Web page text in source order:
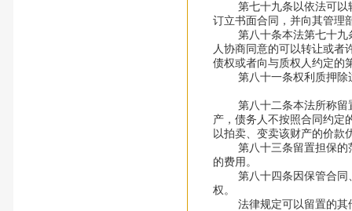
第七十九条以依法可以转
订立书面合同，并向其管理
第八十条本法第七十九条
人协商同意的可以转让或者
债权或者向与质权人约定的
第八十一条权利质押除适
第八十二条本法所称留置
产，债务人不按照合同约定
以拍卖、变卖该财产的价款
第八十三条留置担保的范
的费用。
第八十四条因保管合同、
权。
法律规定可以留置的其